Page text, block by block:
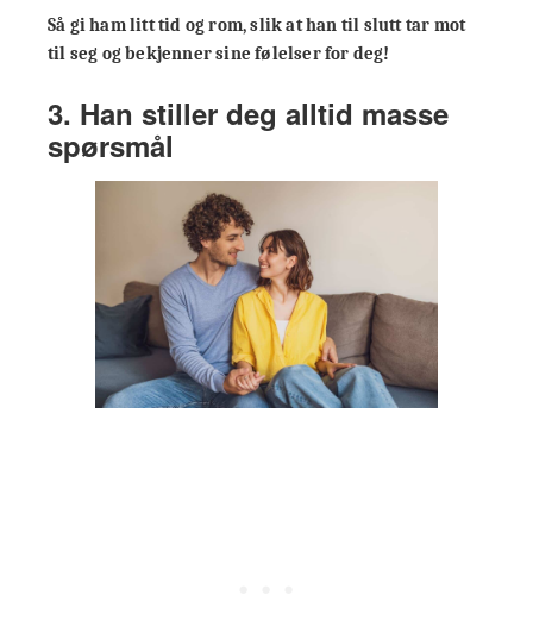
Så gi ham litt tid og rom, slik at han til slutt tar mot
til seg og bekjenner sine følelser for deg!
3. Han stiller deg alltid masse
spørsmål